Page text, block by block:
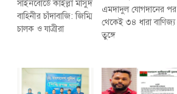
সাইনবোর্ডে কাইল্লা মাসুদ
বাহিনীর চাঁদাবাজি: জিম্মি
চালক ও যাত্রীরা
এমদাদুল যোগদানের পর
থেকেই ৩৪ ধারা বাণিজ্য
তুঙ্গে